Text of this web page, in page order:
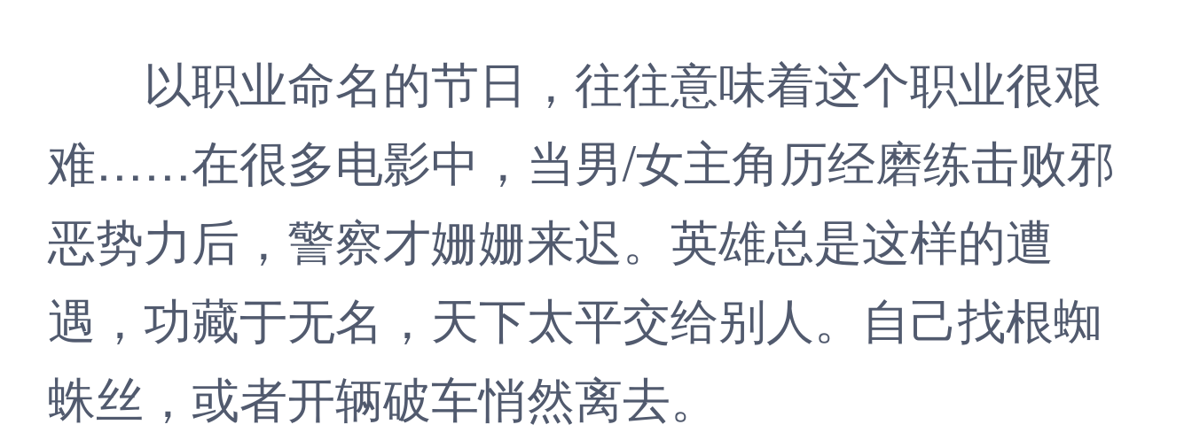
以职业命名的节日，往往意味着这个职业很艰
难……在很多电影中，当男/女主角历经磨练击败邪
恶势力后，警察才姗姗来迟。英雄总是这样的遭
遇，功藏于无名，天下太平交给别人。自己找根蜘
蛛丝，或者开辆破车悄然离去。